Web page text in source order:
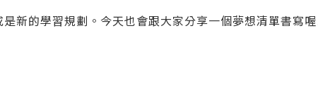
新的學習規劃。今天也會跟大家分享一個夢想清單書寫